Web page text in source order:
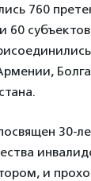
760
60
30-
и